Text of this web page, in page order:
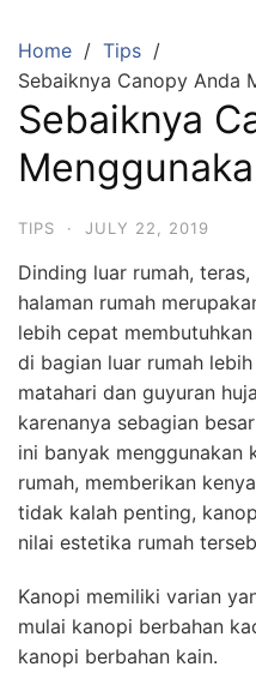
content
Home
Tips
Sebaiknya Canopy Anda
Sebaiknya
TIPS · JULY 22, 2019
Dinding luar rumah,
halaman rumah
lebih cepat
di bagian luar rumah
matahari dan guyuran
karenanya sebagian
ini banyak menggunakan
rumah, memberikan
tidak kalah penting,
nilai estetika rumah
Kanopi memiliki varian
mulai kanopi berbahan
kanopi berbahan kain.